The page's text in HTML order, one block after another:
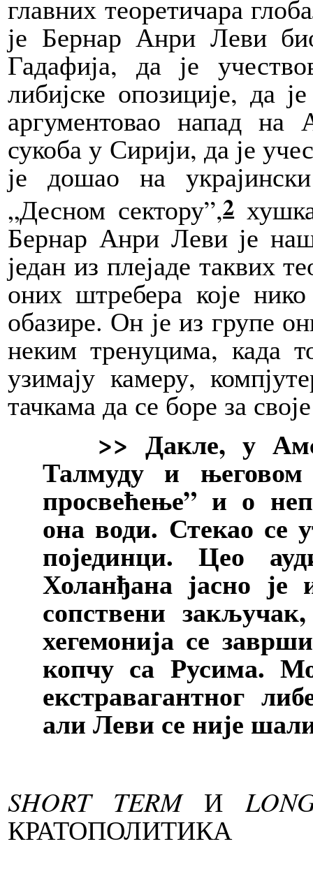
главних теоретичара
је Бернар Анри Леви
Гадафија, да је
либијске опозиције, да
аргументовао напад на
сукоба у Сирији, да је
је дошао на
„Десном сектору”,2
Бернар Анри Леви је
један из плејаде таквих
оних штребера које
обазире. Он је из групе
неким тренуцима, када
узимају камеру,
тачкама да се боре за
>> Дакле, у
Талмуду и
просвећење” и о
она води. Стекао се
појединци. Цео
Холанђана јасно је
сопствени
хегемонија се
копчу са Русима.
екстравагантног
али Леви се није
SHORT TERMИ
КРАТОПОЛИТИКА